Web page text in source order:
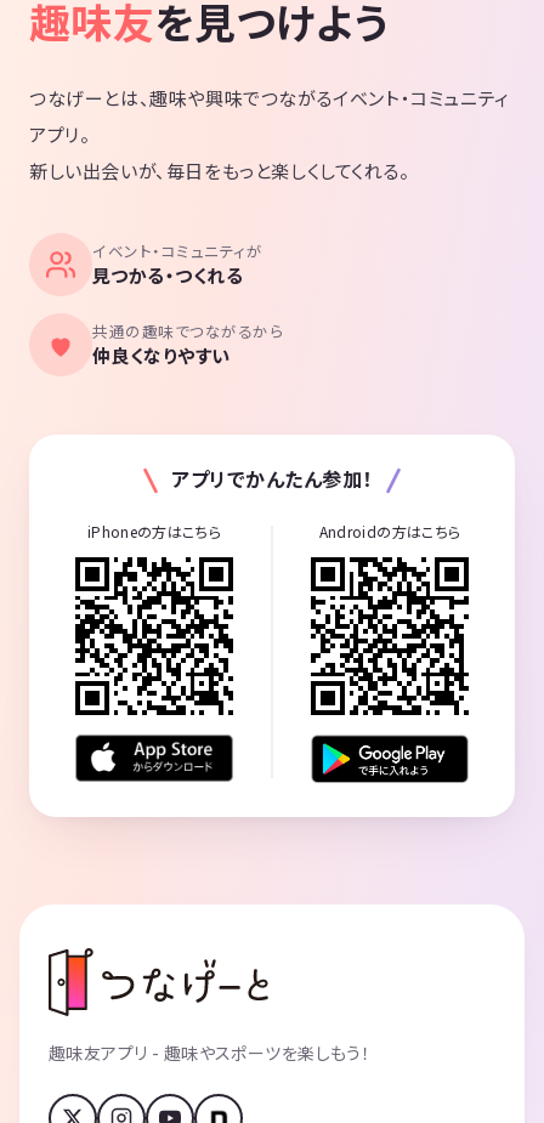
趣味友を見つけよう
つなげーとは、趣味や興味でつながるイベント・コミュニティ
アプリ。
新しい出会いが、毎日をもっと楽しくしてくれる。
イベント・コミュニティが
見つかる・つくれる
共通の趣味でつながるから
仲良くなりやすい
アプリでかんたん参加！
iPhoneの方はこちら Androidの方はこちら
趣味友アプリ - 趣味やスポーツを楽しもう！